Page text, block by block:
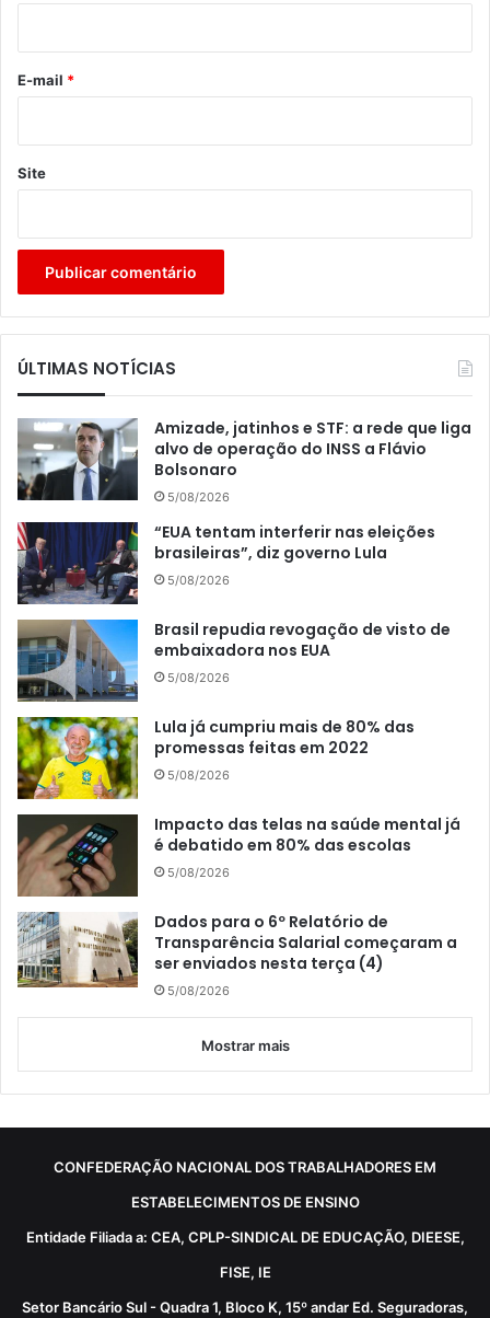
*
E-mail *
Site
ÚLTIMAS NOTÍCIAS
Amizade, jatinhos e STF: a rede que liga
alvo de operação do INSS a Flávio
Bolsonaro
5/08/2026
“EUA tentam interferir nas eleições
brasileiras”, diz governo Lula
5/08/2026
Brasil repudia revogação de visto de
embaixadora nos EUA
5/08/2026
Lula já cumpriu mais de 80% das
promessas feitas em 2022
5/08/2026
Impacto das telas na saúde mental já
é debatido em 80% das escolas
5/08/2026
Dados para o 6º Relatório de
Transparência Salarial começaram a
ser enviados nesta terça (4)
5/08/2026
Mostrar mais
CONFEDERAÇÃO NACIONAL DOS TRABALHADORES EM
ESTABELECIMENTOS DE ENSINO
Entidade Filiada a: CEA, CPLP-SINDICAL DE EDUCAÇÃO, DIEESE,
FISE, IE
Setor Bancário Sul - Quadra 1, Bloco K, 15º andar Ed. Seguradoras,